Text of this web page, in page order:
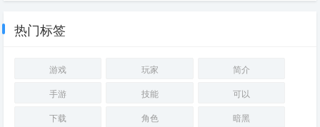
热门标签
游戏 玩家
简介
手游
技能
可以
下载
角色
暗黑